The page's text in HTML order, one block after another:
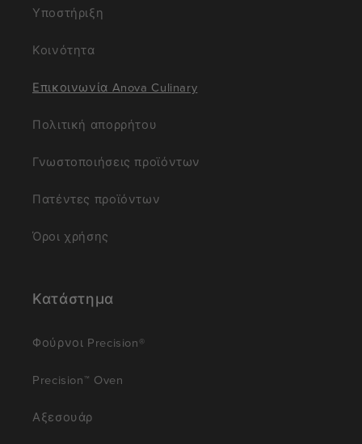
Υποστήριξη
Κοινότητα
Επικοινωνία Anova Culinary
Πολιτική απορρήτου
Γνωστοποιήσεις προϊόντων
Πατέντες προϊόντων
Όροι χρήσης
Κατάστημα
Φούρνοι Precision®
Precision™ Oven
Αξεσουάρ